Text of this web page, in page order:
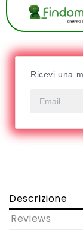
Ricevi una
Descrizione
Reviews